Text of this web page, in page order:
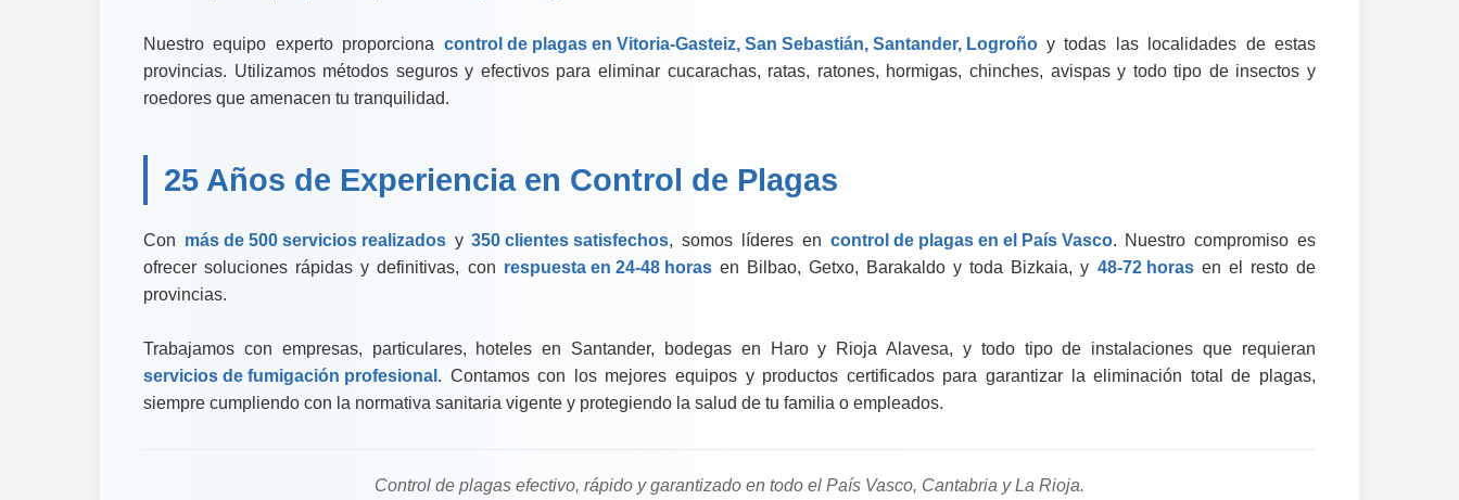
Nuestro equipo experto proporciona control de plagas en Vitoria-Gasteiz, San Sebastián, Santander, Logroñoy todas las localidades de estas
provincias. Utilizamos métodos seguros y efectivos para eliminar cucarachas, ratas, ratones, hormigas, chinches, avispas y todo tipo de insectos y
roedores que amenacen tu tranquilidad.
25 Años de Experiencia en Control de Plagas
Con más de 500 servicios realizadosy350 clientes satisfechos, somos líderes en control de plagas en el País Vasco. Nuestro compromiso es
ofrecer soluciones rápidas y definitivas, con respuesta en 24-48 horasen Bilbao, Getxo, Barakaldo y toda Bizkaia, y 48-72 horasen el resto de
provincias.
Trabajamos con empresas, particulares, hoteles en Santander, bodegas en Haro y Rioja Alavesa, y todo tipo de instalaciones que requieran
servicios de fumigación profesional . Contamos con los mejores equipos y productos certificados para garantizar la eliminación total de plagas,
siempre cumpliendo con la normativa sanitaria vigente y protegiendo la salud de tu familia o empleados.
Control de plagas efectivo, rápido y garantizado en todo el País Vasco, Cantabria y La Rioja.